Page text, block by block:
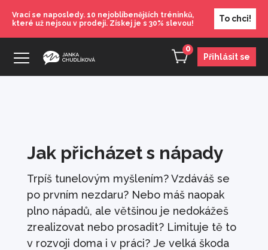
Vrací se naposledy. 10 nejoblíbenějších tréninků,
které už nejsou v prodeji. Získej je s 30% slevou!
To chci!
0
Přihlásit se
Jak přicházet s nápady
Trpíš tunelovým myšlením? Vzdáváš se
po prvním nezdaru? Nebo máš naopak
plno nápadů, ale většinou je nedokážeš
zrealizovat nebo prosadit? Limituje tě to
v rozvoji doma i v práci? Je velká škoda